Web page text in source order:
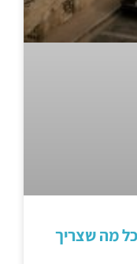
כל מה שצריך